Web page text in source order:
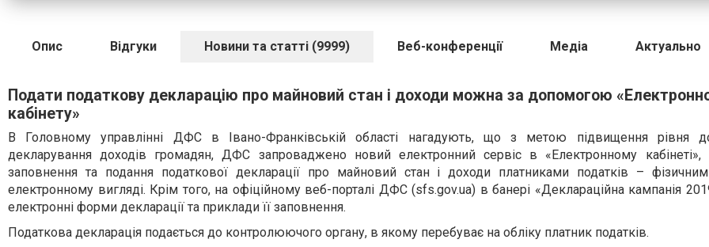
Опис Відгуки Новини та статті (9999) Веб-конференції Медіа Актуально
Подати податкову декларацію про майновий стан і доходи можна за допомогою
кабінету»
В Головному управлінні ДФС в Івано-Франківській області нагадують, що з метою підвищення рівня
декларування доходів громадян, ДФС запроваджено новий електронний сервіс в «Електронному кабінеті»,
заповнення та подання податкової декларації про майновий стан і доходи платниками податків –
електронному вигляді. Крім того, на офіційному веб-порталі ДФС (sfs.gov.ua) в банері «Деклараційна кампанія
електронні форми декларації та приклади її заповнення.
Податкова декларація подається до контролюючого органу, в якому перебуває на обліку платник податків.